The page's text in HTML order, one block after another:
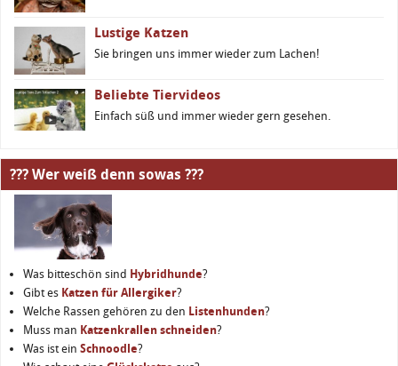
Lustige Katzen
Sie bringen uns immer wieder zum Lachen!
Beliebte Tiervideos
Einfach süß und immer wieder gern gesehen.
??? Wer weiß denn sowas ???
Was bitteschön sind Hybridhunde?
Gibt es Katzen für Allergiker?
Welche Rassen gehören zu den Listenhunden?
Muss man Katzenkrallen schneiden?
Was ist ein Schnoodle?